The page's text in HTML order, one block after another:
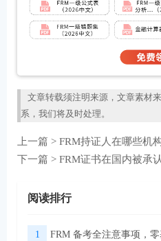
文章转载须注明来源，文章素材
系，我们将及时处理。
上一篇 > FRM持证人在哪些机
下一篇 > FRM证书在国内被承
阅读排行
1 FRM 备考全注意事项，